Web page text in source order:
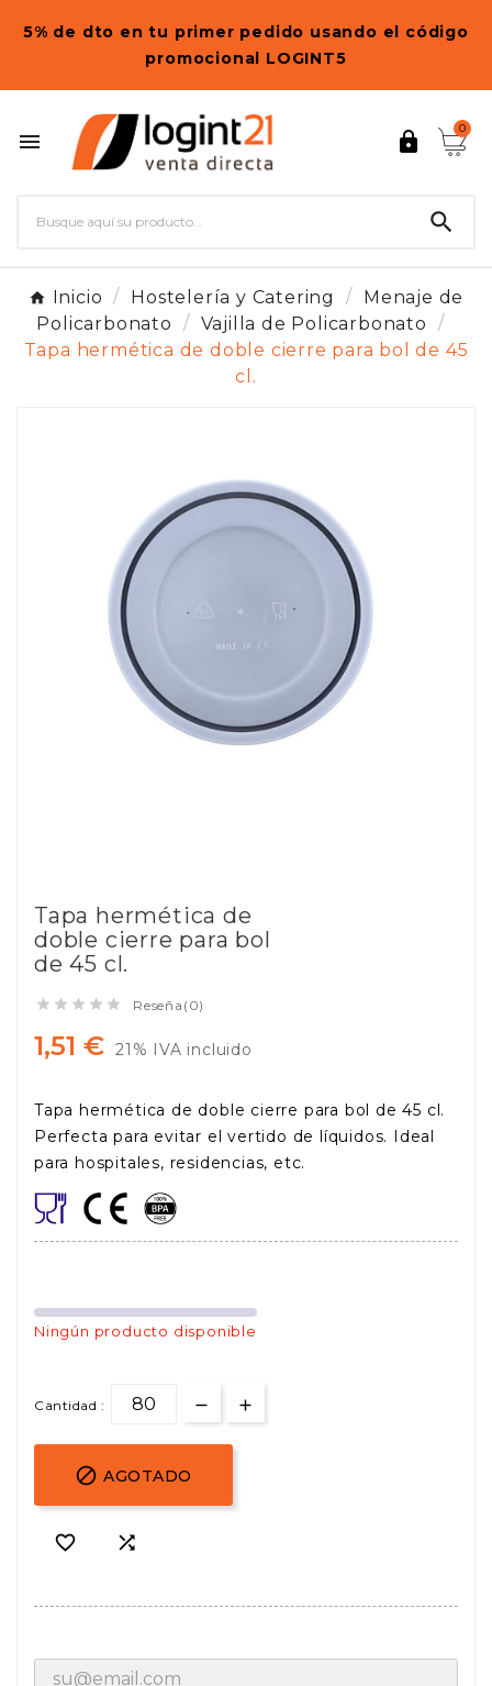
5% de dto en tu primer pedido usando el código
promocional LOGINT5
 
0

Inicio Hostelería y Catering
Menaje de
Policarbonato
Vajilla de Policarbonato
Tapa hermética de doble cierre para bol de 45
cl.
Tapa hermética de
doble cierre para bol
de 45 cl.
     Reseña(0)
1,51 € 21% IVA incluido
Tapa hermética de doble cierre para bol de 45 cl.
Perfecta para evitar el vertido de líquidos. Ideal
para hospitales, residencias, etc.
Ningún producto disponible
Cantidad :
 AGOTADO
 